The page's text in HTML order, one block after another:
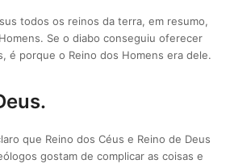
todos os reinos da terra, em resumo,
Se o diabo conseguiu oferecer
é porque o Reino dos Homens era dele.
que Reino dos Céus e Reino de Deus
gostam de complicar as coisas e